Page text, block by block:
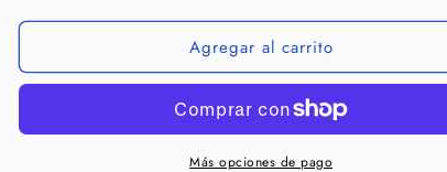
de
g
perros
de
g
para
perros
Agregar al carrito
Más opciones de pago